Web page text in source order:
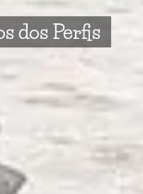
dos Perfis